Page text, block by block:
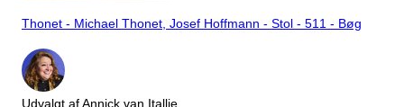
Thonet - Michael Thonet, Josef Hoffmann - Stol - 511 - Bøg
Udvalgt af Annick van Itallie